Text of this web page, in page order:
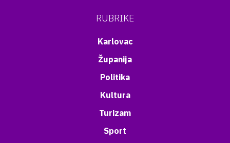
RUBRIKE
Karlovac
Županija
Politika
Kultura
Turizam
Sport